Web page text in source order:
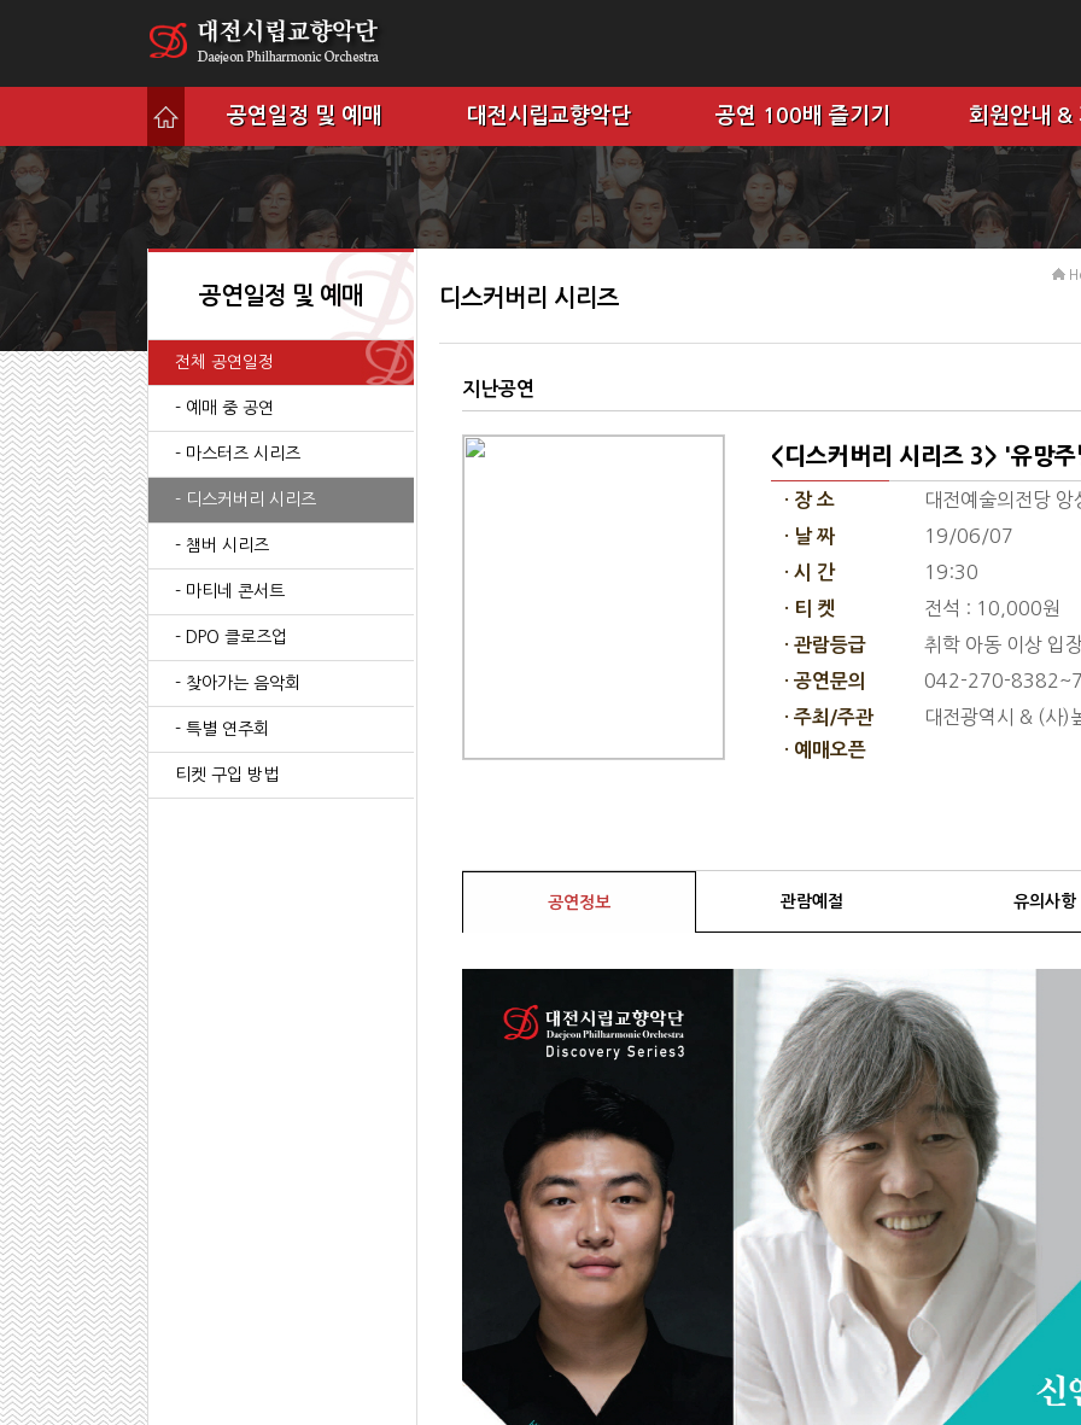
공연일정 및 예매 대전시립교향악단 공연 100배 즐기기 회원안내 &
공연일정 및 예매
전체 공연일정
- 예매 중 공연
- 마스터즈 시리즈
- 디스커버리 시리즈
- 챔버 시리즈
- 마티네 콘서트
- DPO 클로즈업
- 찾아가는 음악회
- 특별 연주회
티켓 구입 방법
디스커버리 시리즈
지난공연
<디스커버리 시리즈 3> '유망
· 장 소 대전예술의전당 앙
· 날 짜 19/06/07
· 시 간 19:30
· 티 켓 전석 : 10,000원
· 관람등급 취학 아동 이상 입
· 공연문의 042-270-
· 주최/주관 대전광역시 & (사)
· 예매오픈
공연정보 관람예절 유의사항